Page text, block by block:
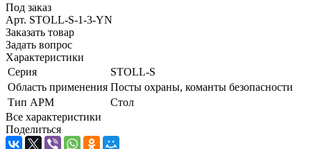
Под заказ
Арт. STOLL-S-1-3-YN
Заказать товар
Задать вопрос
Характеристики
Серия
STOLL-S
Область применения Посты охраны, команты безопасности
Тип АРМ
Стол
Все характеристики
Поделиться